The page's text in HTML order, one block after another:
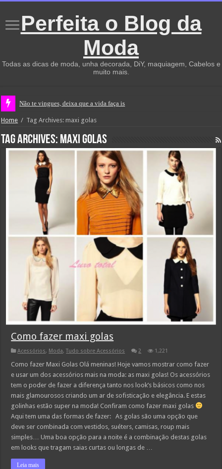
Perfeita o Blog da
Moda
Todas as dicas de moda, unha decorada, DiY, maquiagem, Cabelos e
muito mais.
Não te vingues, deixa que a vida faça isso por
Home / Tag Archives: maxi golas
Tag Archives: maxi golas
Como fazer maxi golas
Acessórios, Moda,Tudo sobre Acessórios 2 1,221
Como fazer Maxi Golas Olá meninas! Hoje vamos mostrar como fazer
e usar um dos acessórios mais na moda: as maxi golas! Os acessórios
tem o poder de fazer a diferença tanto nos look’s básicos como nos
mais glamourosos criando um ar de sofisticação e elegância. E estas
golinhas estão super na moda! Confiram como fazer maxi golas
Aqui tem uma das formas de fazer: As golas são uma opção que
deve ser combinada com vestidos, suéters, camisas, roup mais
simples… Uma boa opção para a noite é a combinação destas golas
em looks que tragam saias curtas ou longas de …
Leia mais